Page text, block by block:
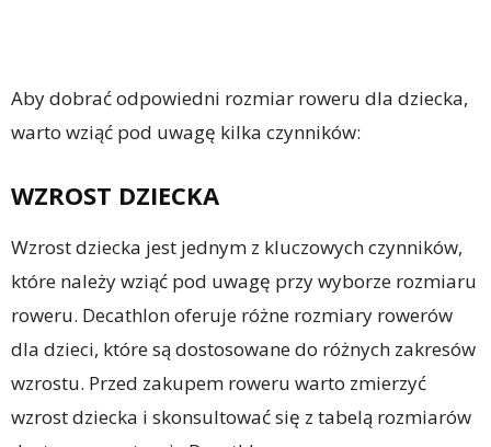
Aby dobrać odpowiedni rozmiar roweru dla dziecka,
warto wziąć pod uwagę kilka czynników:
WZROST DZIECKA
Wzrost dziecka jest jednym z kluczowych czynników,
które należy wziąć pod uwagę przy wyborze rozmiaru
roweru. Decathlon oferuje różne rozmiary rowerów
dla dzieci, które są dostosowane do różnych zakresów
wzrostu. Przed zakupem roweru warto zmierzyć
wzrost dziecka i skonsultować się z tabelą rozmiarów